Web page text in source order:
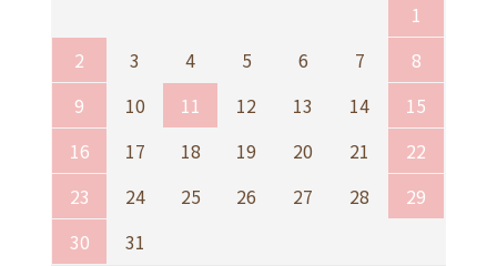
1
2
3 4 5 6 7
8
9
10 11 12 13 14
15
16
17 18 19 20 21
22
23
24 25 26 27 28
29
30
31